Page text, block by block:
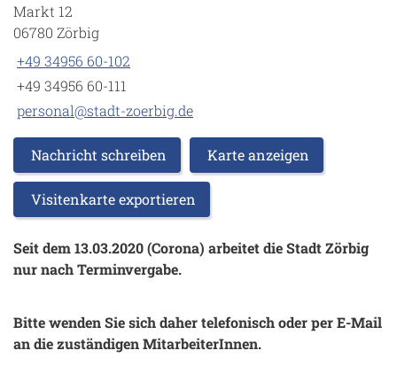
Markt 12
06780 Zörbig
+49 34956 60-102
+49 34956 60-111
personal@stadt-zoerbig.de
Nachricht schreiben Karte anzeigen
Visitenkarte exportieren
Seit dem 13.03.2020 (Corona) arbeitet die Stadt Zörbig
nur nach Terminvergabe.
Bitte wenden Sie sich daher telefonisch oder per E-Mail
an die zuständigen MitarbeiterInnen.